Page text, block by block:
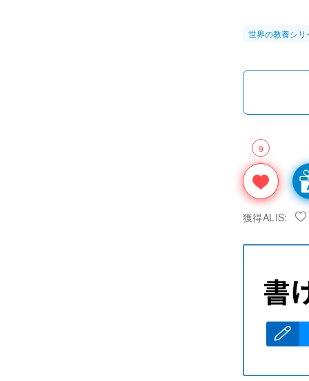
世界の教養シリ
9
獲得ALIS: